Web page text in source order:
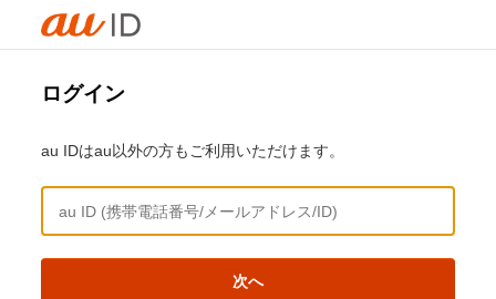
ログイン
au IDはau以外の方もご利用いただけます。
次へ